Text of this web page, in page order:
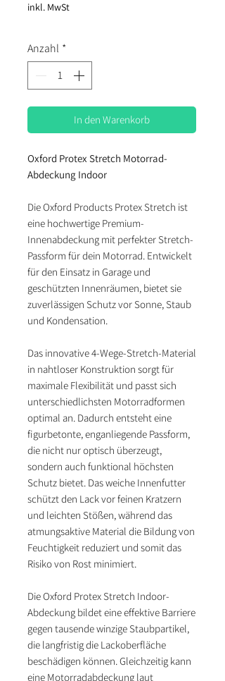
inkl. MwSt
Anzahl *
In den Warenkorb
Oxford Protex Stretch Motorrad-
Abdeckung Indoor
Die Oxford Products Protex Stretch ist
eine hochwertige Premium-
Innenabdeckung mit perfekter Stretch-
Passform für dein Motorrad. Entwickelt
für den Einsatz in Garage und
geschützten Innenräumen, bietet sie
zuverlässigen Schutz vor Sonne, Staub
und Kondensation.
Das innovative 4-Wege-Stretch-Material
in nahtloser Konstruktion sorgt für
maximale Flexibilität und passt sich
unterschiedlichsten Motorradformen
optimal an. Dadurch entsteht eine
figurbetonte, enganliegende Passform,
die nicht nur optisch überzeugt,
sondern auch funktional höchsten
Schutz bietet. Das weiche Innenfutter
schützt den Lack vor feinen Kratzern
und leichten Stößen, während das
atmungsaktive Material die Bildung von
Feuchtigkeit reduziert und somit das
Risiko von Rost minimiert.
Die Oxford Protex Stretch Indoor-
Abdeckung bildet eine effektive Barriere
gegen tausende winzige Staubpartikel,
die langfristig die Lackoberfläche
beschädigen können. Gleichzeitig kann
eine Motorradabdeckung laut